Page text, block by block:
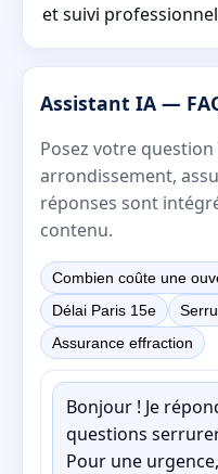
et suivi
Assistant IA —
Posez votre
arrondissement,
réponses sont
contenu.
Combien coûte une
Délai Paris 15e
Assurance effraction
Bonjour ! Je
questions
Pour une